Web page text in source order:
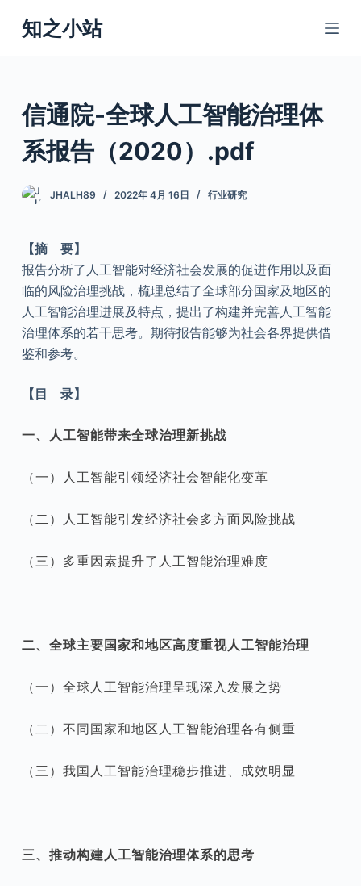
跳
过
知之小站
信通院-全球人工智能治理体
系报告（2020）.pdf
JHALH89 2022年 4月 16日 行业研究
【摘 要】
报告分析了人工智能对经济社会发展的促进作用以及面
临的风险治理挑战，梳理总结了全球部分国家及地区的
人工智能治理进展及特点，提出了构建并完善人工智能
治理体系的若干思考。期待报告能够为社会各界提供借
鉴和参考。
【目 录】
一、人工智能带来全球治理新挑战
（一）人工智能引领经济社会智能化变革
（二）人工智能引发经济社会多方面风险挑战
（三）多重因素提升了人工智能治理难度
二、全球主要国家和地区高度重视人工智能治理
（一）全球人工智能治理呈现深入发展之势
（二）不同国家和地区人工智能治理各有侧重
（三）我国人工智能治理稳步推进、成效明显
三、推动构建人工智能治理体系的思考